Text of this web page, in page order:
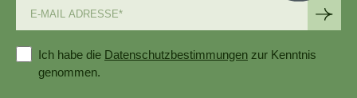
Ich habe die Datenschutzbestimmungen zur Kenntnis
genommen.